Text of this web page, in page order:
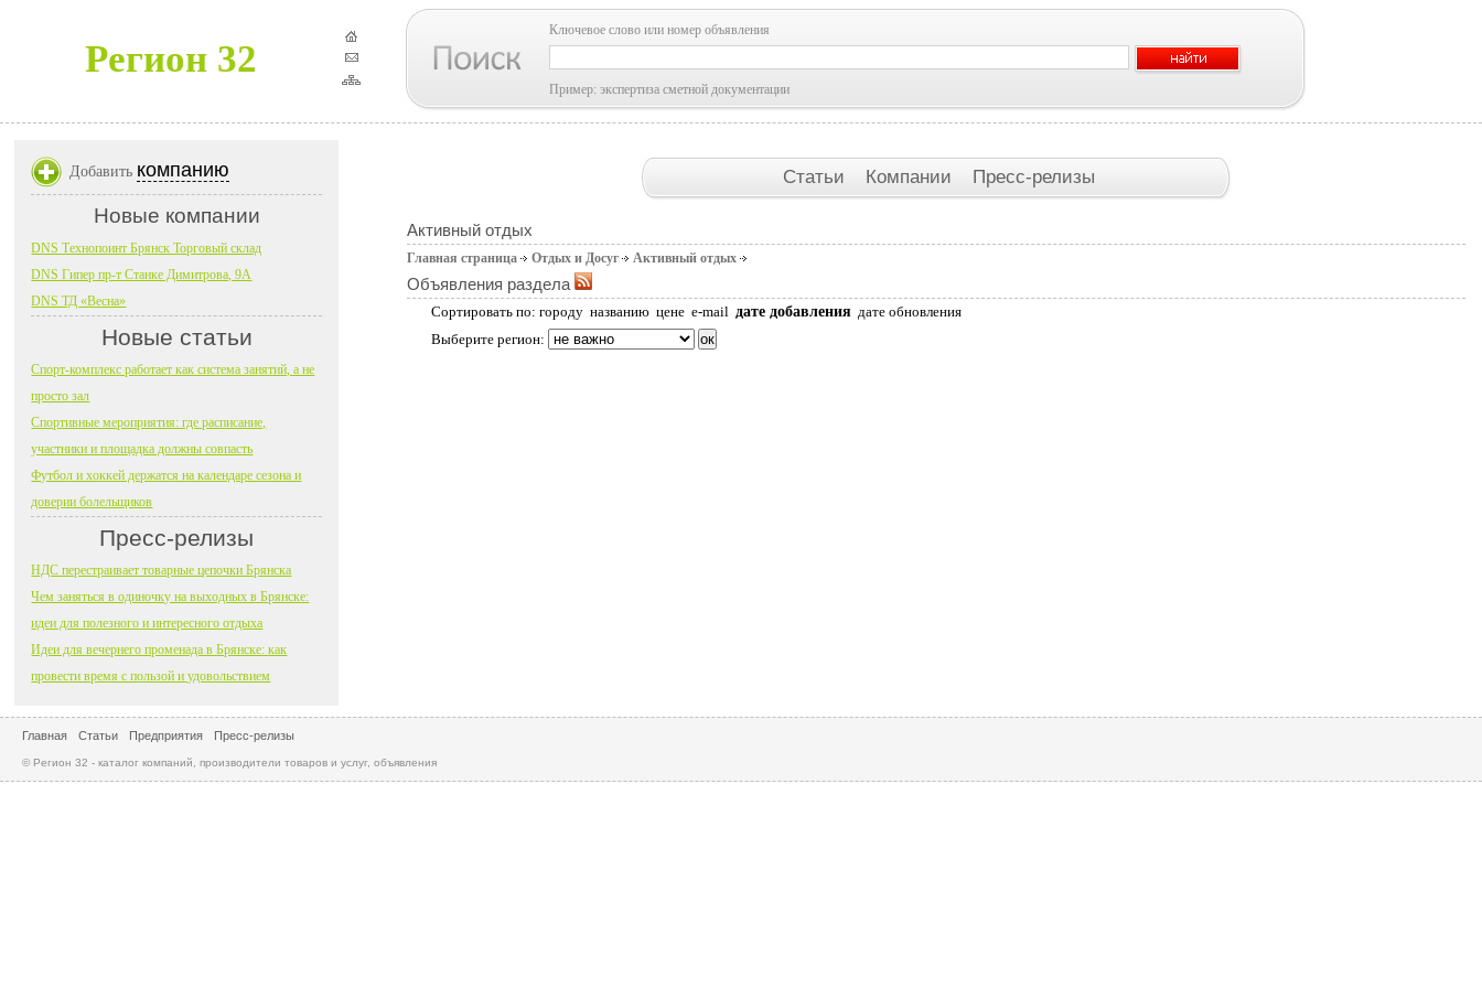
Регион 32
Ключевое слово или номер объявления
Пример: экспертиза сметной документации
Статьи Компании Пресс-релизы
Активный отдых
Главная страница Отдых и Досуг Активный отдых
Объявления раздела
Сортировать по: городу названию цене e-mail дате добавления дате обновления
Выберите регион:
Добавить компанию
Новые компании
DNS Технопоинт Брянск Торговый склад
DNS Гипер пр-т Станке Димитрова, 9А
DNS ТД «Весна»
Новые статьи
Спорт-комплекс работает как система занятий, а не
просто зал
Спортивные мероприятия: где расписание,
участники и площадка должны совпасть
Футбол и хоккей держатся на календаре сезона и
доверии болельщиков
Пресс-релизы
НДС перестраивает товарные цепочки Брянска
Чем заняться в одиночку на выходных в Брянске:
идеи для полезного и интересного отдыха
Идеи для вечернего променада в Брянске: как
провести время с пользой и удовольствием
Главная Статьи Предприятия Пресс-релизы
© Регион 32 - каталог компаний, производители товаров и услуг, объявления